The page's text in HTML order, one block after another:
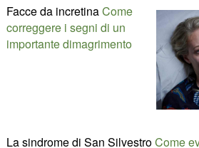
Facce da incretinaCome
correggere i segni di un
importante dimagrimento
La sindrome di San SilvestroCome